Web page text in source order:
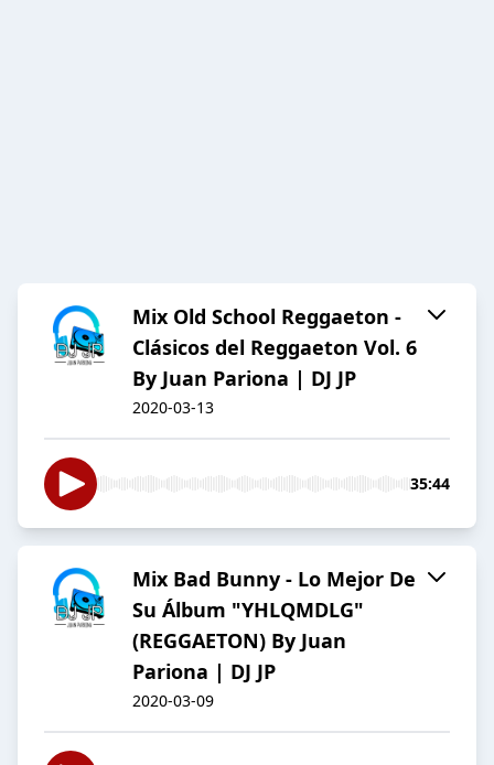
Mix Old School Reggaeton -
Clásicos del Reggaeton Vol. 6
By Juan Pariona | DJ JP
2020-03-13
35:44
Mix Bad Bunny - Lo Mejor De
Su Álbum "YHLQMDLG"
(REGGAETON) By Juan
Pariona | DJ JP
2020-03-09